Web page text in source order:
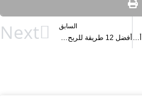
هل أنت جاهز للتصدير؟ أساسيات التصدير للمبتدئين
السابق
أفضل 12 طريقة للربح من التصدير – لا تحتاج إلي رأس مال أو خبرة Next